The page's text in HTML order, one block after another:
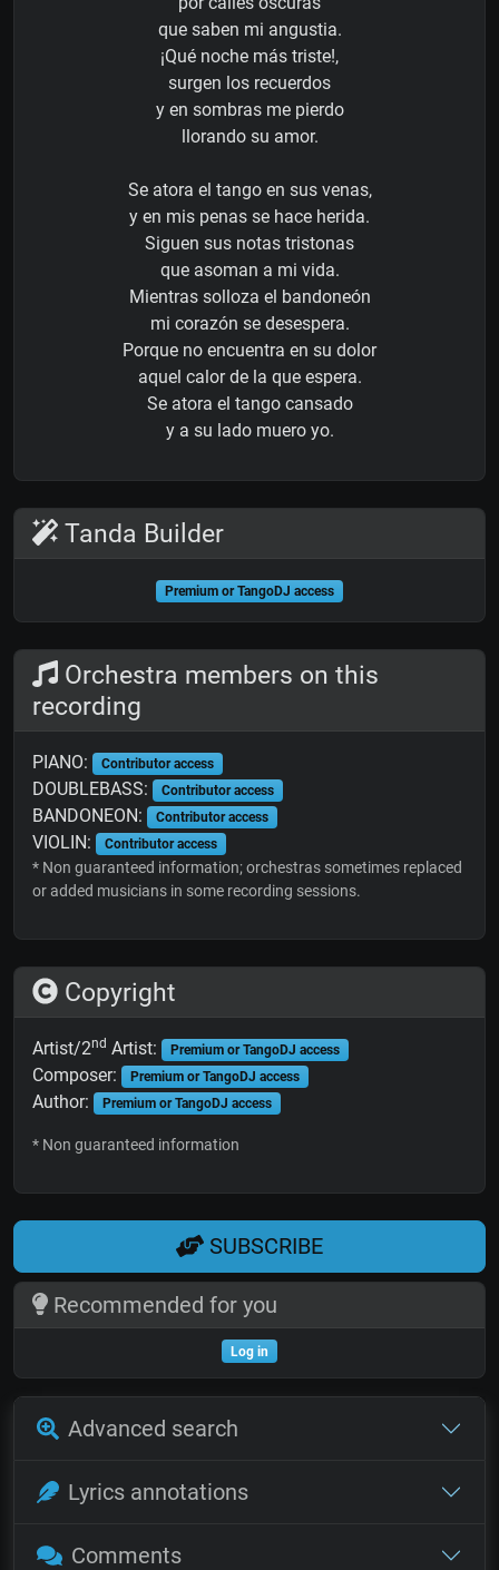
que saben mi angustia.
¡Qué noche más triste!,
surgen los recuerdos
y en sombras me pierdo
llorando su amor.
Se atora el tango en sus venas,
y en mis penas se hace herida.
Siguen sus notas tristonas
que asoman a mi vida.
Mientras solloza el bandoneón
mi corazón se desespera.
Porque no encuentra en su dolor
aquel calor de la que espera.
Se atora el tango cansado
y a su lado muero yo.
Tanda Builder
Premium or TangoDJ access
Orchestra members on this
recording
PIANO: Contributor access
DOUBLEBASS: Contributor access
BANDONEON: Contributor access
VIOLIN: Contributor access
* Non guaranteed information; orchestras sometimes replaced
or added musicians in some recording sessions.
Copyright
Artist/2nd Artist: Premium or TangoDJ access
Composer: Premium or TangoDJ access
Author: Premium or TangoDJ access
* Non guaranteed information
SUBSCRIBE
Recommended for you
Log in
Advanced search
Lyrics annotations
Comments